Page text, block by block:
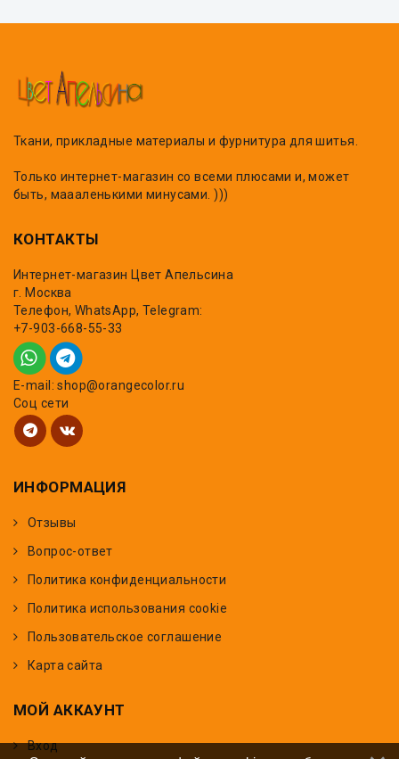
Ткани, прикладные материалы и фурнитура для шитья.
Только интернет-магазин со всеми плюсами и, может
быть, маааленькими минусами. )))
КОНТАКТЫ
Интернет-магазин Цвет Апельсина
г. Москва
Телефон, WhatsApp, Telegram:
+7-903-668-55-33
E-mail: shop@orangecolor.ru
Соц сети
ИНФОРМАЦИЯ
Отзывы
Вопрос-ответ
Политика конфиденциальности
Политика использования cookie
Пользовательское соглашение
Карта сайта
МОЙ АККАУНТ
Вход